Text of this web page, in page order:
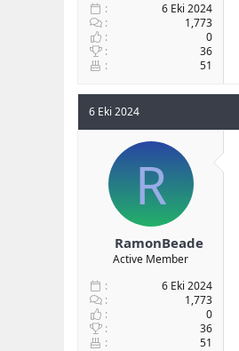
6 Eki 2024
1,773
0
36
51
6 Eki 2024
R
RamonBeade
Active Member
6 Eki 2024
1,773
0
36
51